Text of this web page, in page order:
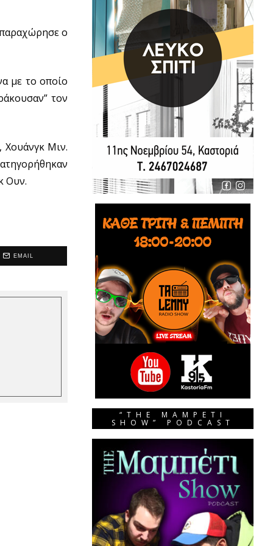
ο
με το οποίο
τον
Χουάνγκ Μιν.
Ουν.
EMAIL
“THE MAMPETI
SHOW” PODCAST